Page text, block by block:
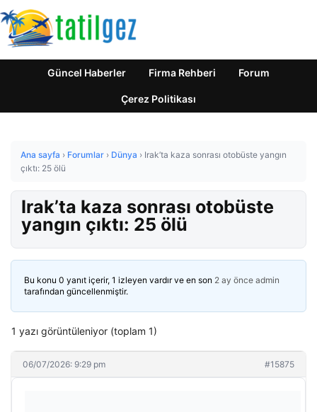
Güncel Haberler Firma Rehberi Forum
Çerez Politikası
Ana sayfa › Forumlar › Dünya › Irak’ta kaza sonrası otobüste yangın
çıktı: 25 ölü
Irak’ta kaza sonrası otobüste
yangın çıktı: 25 ölü
Bu konu 0 yanıt içerir, 1 izleyen vardır ve en son 2 ay önce admin
tarafından güncellenmiştir.
1 yazı görüntüleniyor (toplam 1)
06/07/2026: 9:29 pm #15875